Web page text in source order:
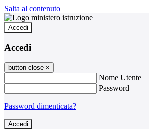
Salta al contenuto
Accedi
Accedi
button close ×
Nome Utente
Password
Password dimenticata?